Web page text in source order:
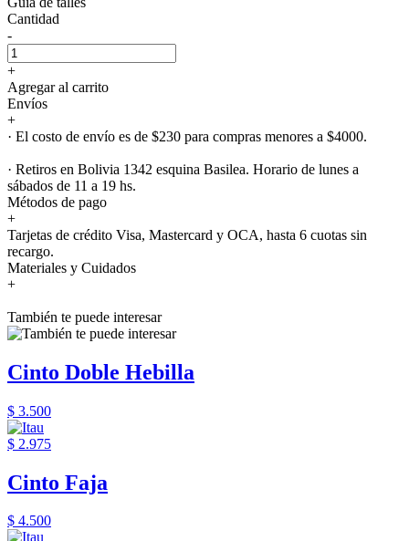
Cantidad
-
+
Agregar al carrito
Envíos
+
· El costo de envío es de $230 para compras menores a $4000.
· Retiros en Bolivia 1342 esquina Basilea. Horario de lunes a
sábados de 11 a 19 hs.
Métodos de pago
+
Tarjetas de crédito Visa, Mastercard y OCA, hasta 6 cuotas sin
recargo.
Materiales y Cuidados
+
También te puede interesar
Cinto Doble Hebilla
$ 3.500
$ 2.975
Cinto Faja
$ 4.500